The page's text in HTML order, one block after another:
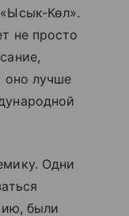
Көл».
не просто
оно лучше
Одни
были